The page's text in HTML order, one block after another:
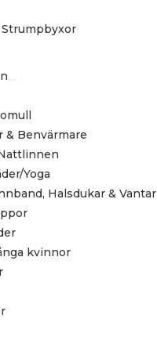
& Benvärmare
Yoga
Halsdukar & Vantar
kvinnor